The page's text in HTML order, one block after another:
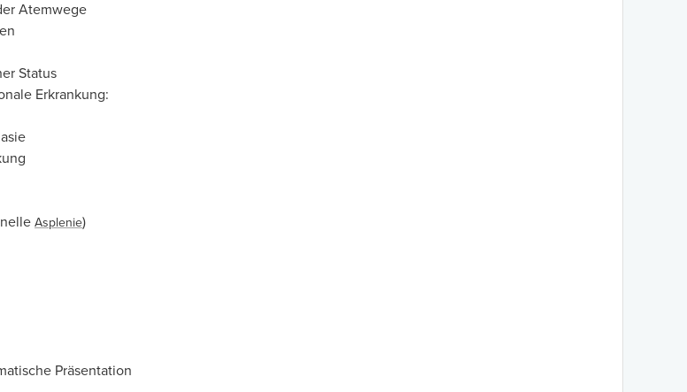
Atemwege
Status
Erkrankung:
Asplenie)
Präsentation